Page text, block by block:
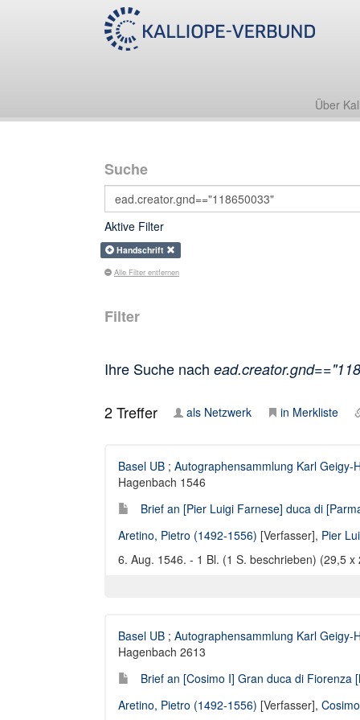
Über
Suche
Aktive Filter
Handschrift
Alle Filter entfernen
Filter
Ihre Suche nach
2Treffer als Netzwerk in Merkliste
Basel UB ; Autographensammlung Karl Geigy-
Hagenbach 1546
Brief an [Pier Luigi Farnese] duca di
Aretino, Pietro (1492-1556) [Verfasser], Pier
6. Aug. 1546. - 1 Bl. (1 S. beschrieben) (29,5 x
Basel UB ; Autographensammlung Karl Geigy-
Hagenbach 2613
Brief an [Cosimo I] Gran duca di Fiorenza
Aretino, Pietro (1492-1556) [Verfasser],